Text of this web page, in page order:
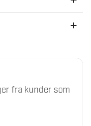
og etter kjøp
og oppfølging
fra kunder som